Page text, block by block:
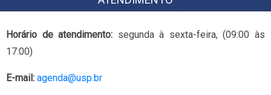
Horário de atendimento: segunda à sexta-feira, (09:00 às
17:00)
E-mail: agenda@usp.br